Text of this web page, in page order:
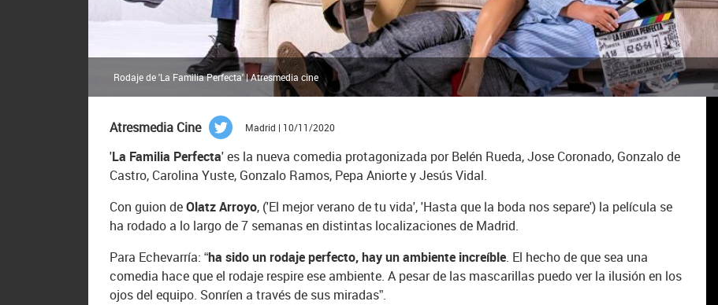
Rodaje de 'La Familia Perfecta' | Atresmedia cine
Atresmedia Cine Madrid | 10/11/2020
'La Familia Perfecta' es la nueva comedia protagonizada por Belén Rueda, Jose Coronado, Gonzalo de
Castro, Carolina Yuste, Gonzalo Ramos, Pepa Aniorte y Jesús Vidal.
Con guion deOlatz Arroyo, ('El mejor verano de tu vida', 'Hasta que la boda nos separe') la película se
ha rodado a lo largo de 7 semanas en distintas localizaciones de Madrid.
Para Echevarría: “ha sido un rodaje perfecto, hay un ambiente increíble. El hecho de que sea una
comedia hace que el rodaje respire ese ambiente. A pesar de las mascarillas puedo ver la ilusión en los
ojos del equipo. Sonríen a través de sus miradas”.